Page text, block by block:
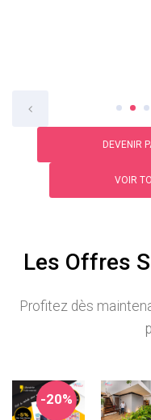
DEVENIR
VOIR
Les Offres
Profitez dès
-20%